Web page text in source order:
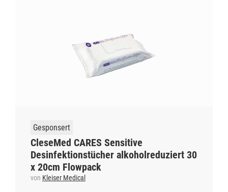
Gesponsert
CleseMed CARES Sensitive
Desinfektionstücher alkoholreduziert 30
x 20cm Flowpack
von Kleiser Medical